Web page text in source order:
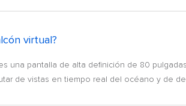
virtual?
una pantalla de alta definición de 80
de vistas en tiempo real del océano y de